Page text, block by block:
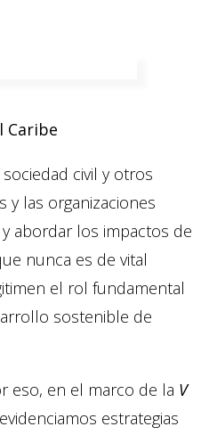
Caribe
civil y otros
y las organizaciones
abordar los impactos de
nunca es de vital
el rol fundamental
sostenible de
eso, en el marco de la V
evidenciamos estrategias